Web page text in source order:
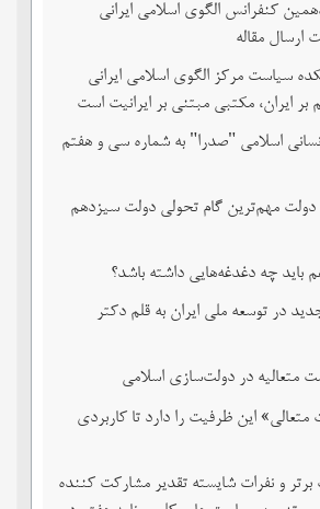
کنفرانس الگوی اسلامی ایرانی
ارسال مقاله
سیاست مرکز الگوی اسلامی ایرانی
ایران، مکتبی مبتنی بر ایرانیت است
اسلامی "صدرا" به شماره سی و هفتم
دولت مهم‌ترین گام تحولی دولت سیزدهم
باید چه دغدغه‌هایی داشته باشد؟
در توسعه ملی ایران به قلم دکتر
متعالیه در دولت‌سازی اسلامی
این ظرفیت را دارد تا کاربردی
برتر و نفرات شایسته تقدیر مشارکت کننده